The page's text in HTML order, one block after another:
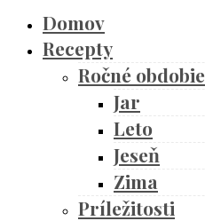
Domov
Recepty
Ročné obdobie
Jar
Leto
Jeseň
Zima
Príležitosti